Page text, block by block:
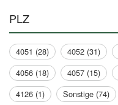
PLZ
4051 (28) 4052 (31)
4056 (18)
4057 (15)
4126 (1)
Sonstige (74)